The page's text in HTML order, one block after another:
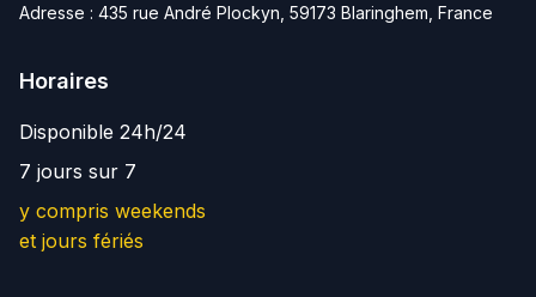
Adresse : 435 rue André Plockyn, 59173 Blaringhem, France
Horaires
Disponible 24h/24
7 jours sur 7
y compris weekends
et jours fériés